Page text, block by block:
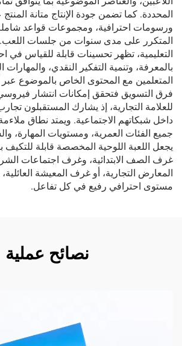
المحددة. كما تضمن جودة الإنتاج متانة
ورسومات احترافية، ومجموعات قواعد
المتكرر على مدى سنوات من جلسات اللعب.
التعليمية، تظهر تحسينات قابلة للقياس في
بالمعرفة، وتنمية التفكير النقدي، والمهارات
المتعلمين مع المحتوى الخاص بالموضوع عبر
فرق التسويق فتحقق إمكانات انتشار
للعلامة التجارية، إذ يشارك المستقبلون
داخل شبكاتهم الاجتماعية. ويمتد نطاق
جميع الفئات العمرية، ومستويات المهارة،
يجعل اللعبة اللوحية المخصصة قابلة للتكيف
غرف الصف الابتدائية، وغرف اجتماعات
المعارض التجارية، أو غرف المعيشة
مستوى احترافي رفيع في كل تفاعل.
نصائح عملية